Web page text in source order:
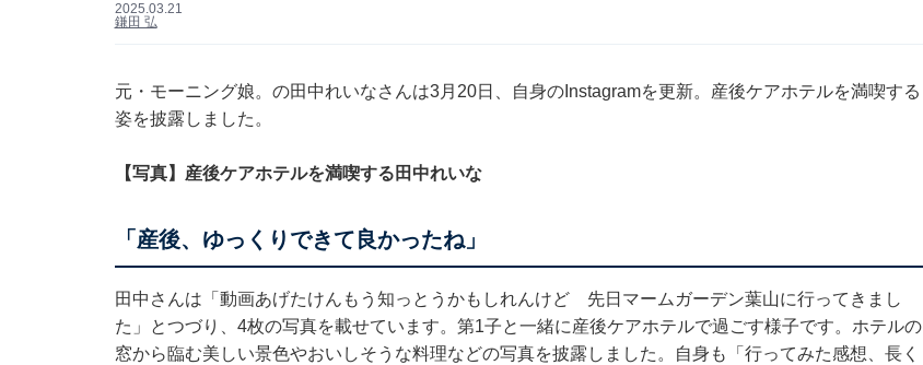
2025.03.21
鎌田 弘
元・モーニング娘。の田中れいなさんは3月20日、自身のInstagramを更新。産後ケアホテルを満喫する
姿を披露しました。
【写真】産後ケアホテルを満喫する田中れいな
「産後、ゆっくりできて良かったね」
田中さんは「動画あげたけんもう知っとうかもしれんけど 先日マームガーデン葉山に行ってきまし
た」とつづり、4枚の写真を載せています。第1子と一緒に産後ケアホテルで過ごす様子です。ホテルの
窓から臨む美しい景色やおいしそうな料理などの写真を披露しました。自身も「行ってみた感想、長く